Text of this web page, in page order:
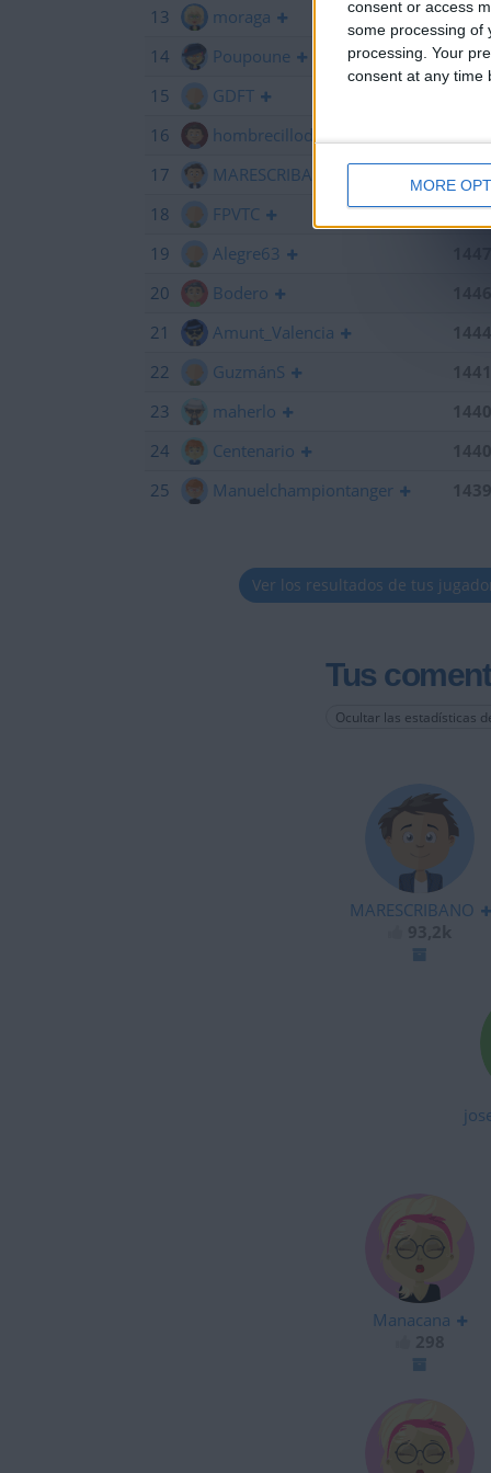
consent or access
some processing of
processing. Your
consent at any time
MORE
13
moraga
14
Poupoune
15
GDFT
16
hombrecillodepan
17
MARESCRIBANO
18
FPVTC
19
Alegre63
20
Bodero
21
Amunt_Valencia
22
GuzmánS
23
maherlo
24
Centenario
25
Manuelchampiontanger
Ver los resultados de tus
Tus
Ocultar las estadísticas
MARESCRIBANO
Manacana